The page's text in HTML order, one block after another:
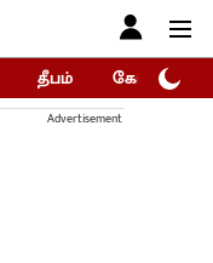
தீபம் கோகுலம்/
Advertisement